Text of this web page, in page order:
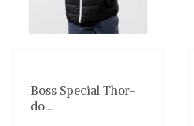
Boss Special Thor-
do...